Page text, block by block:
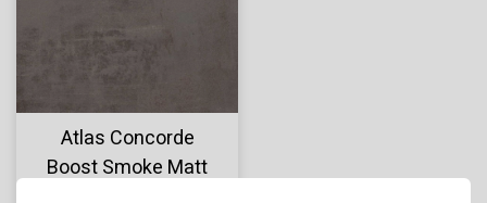
Atlas Concorde
Boost Smoke Matt